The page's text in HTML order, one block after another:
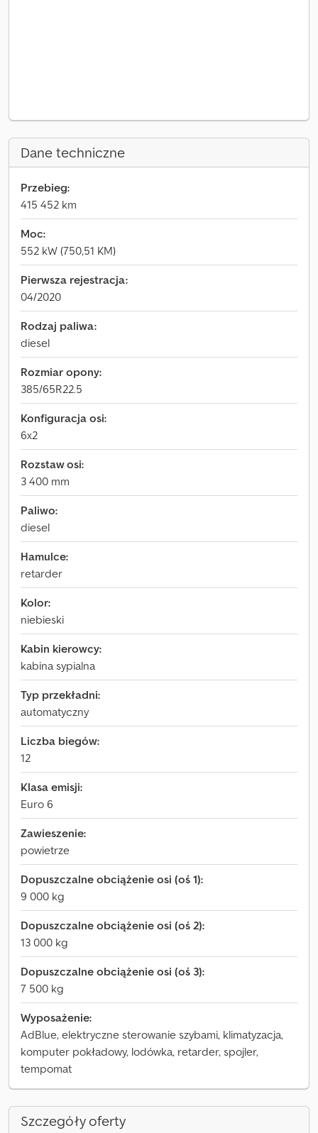
Dane techniczne
Przebieg:
415 452 km
Moc:
552 kW (750,51 KM)
Pierwsza rejestracja:
04/2020
Rodzaj paliwa:
diesel
Rozmiar opony:
385/65R22.5
Konfiguracja osi:
6x2
Rozstaw osi:
3 400 mm
Paliwo:
diesel
Hamulce:
retarder
Kolor:
niebieski
Kabin kierowcy:
kabina sypialna
Typ przekładni:
automatyczny
Liczba biegów:
12
Klasa emisji:
Euro 6
Zawieszenie:
powietrze
Dopuszczalne obciążenie osi (oś 1):
9 000 kg
Dopuszczalne obciążenie osi (oś 2):
13 000 kg
Dopuszczalne obciążenie osi (oś 3):
7 500 kg
Wyposażenie:
AdBlue, elektryczne sterowanie szybami, klimatyzacja,
komputer pokładowy, lodówka, retarder, spojler,
tempomat
Szczegóły oferty